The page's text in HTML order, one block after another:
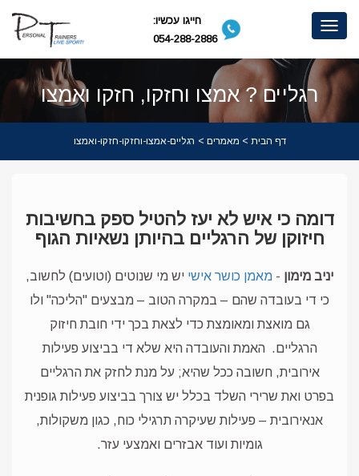
Toggle
navigation
חייגו עכשיו:
054-288-2886
רגליים ? אמצו וחזקו, חזקו ואמצו
דף הבית > מאמרים > רגליים-אמצו-וחזקו-חזקו-ואמצו
דומה כי איש לא יעז להטיל ספק בחשיבות
חיזוקן של הרגליים בהיותן נשאיות הגוף
יניב מימון - מאמן כושר אישי יש מי שנוטים (וטועים) לחשוב,
כי די בעובדה שהם – במקרה הטוב – מבצעים "הליכה" ולו
גם מואצת ומאומצת כדי לצאת בכך ידי חובת חיזוק
הרגליים. האמת והעובדה היא שלא די בביצוע פעילות
אירובית, חשובה ככל שהיא; על מנת לחזק את הרגליים
בפרט ואת שרירי השלד בכלל יש צורך בביצוע פעילות גופנית
אנאירובית – פעילות שעיקרה תרגילי כוח, כגון משקולות,
גומיות ועוד אבזרים ואמצעי עזר.